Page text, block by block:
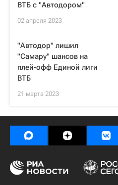
ВТБ с "Автодором"
02 апреля 2023
"Автодор" лишил
"Самару" шансов на
плей-офф Единой лиги
ВТБ
21 марта 2023